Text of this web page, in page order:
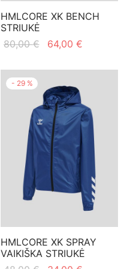
HMLCORE XK BENCH
STRIUKĖ
80,00€
Original
was:
80,00 €.
64,00 €
64,00 €.
- 29 %
HMLCORE XK SPRAY
VAIKIŠKA STRIUKĖ